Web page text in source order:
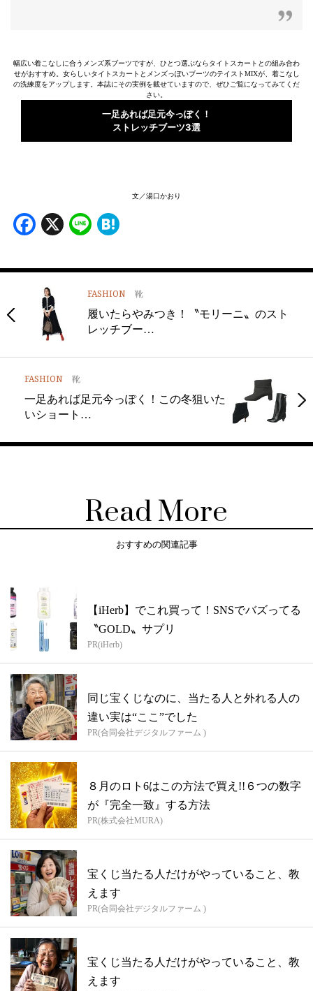
幅広い着こなしに合うメンズ系ブーツですが、ひとつ選ぶならタイトスカートとの組み合わ
せがおすすめ。女らしいタイトスカートとメンズっぽいブーツのテイストMIXが、着こなし
の洗練度をアップします。本誌にその実例を載せていますので、ぜひご覧になってみてくだ
さい。
一足あれば足元今っぽく！
ストレッチブーツ3選
文／湯口かおり
Facebook
X Line
FASHION 靴
履いたらやみつき！〝モリーニ〟のスト
レッチブー…
FASHION 靴
一足あれば足元今っぽく！この冬狙いた
いショート…
Read More
おすすめの関連記事
【iHerb】でこれ買って！SNSでバズってる
〝GOLD〟サプリ
PR(iHerb)
同じ宝くじなのに、当たる人と外れる人の
違い実は“ここ”でした
PR(合同会社デジタルファーム )
８月のロト6はこの方法で買え!!６つの数字
が『完全一致』する方法
PR(株式会社MURA)
宝くじ当たる人だけがやっていること、教
えます
PR(合同会社デジタルファーム )
宝くじ当たる人だけがやっていること、教
えます